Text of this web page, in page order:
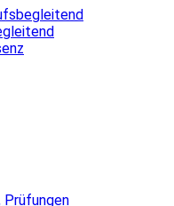
Prüfungen